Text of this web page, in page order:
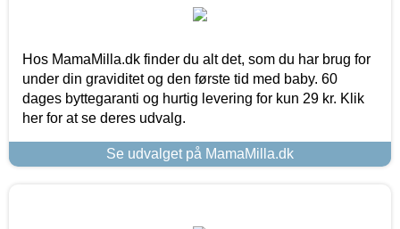
Hos MamaMilla.dk finder du alt det, som du har brug for
under din graviditet og den første tid med baby. 60
dages byttegaranti og hurtig levering for kun 29 kr. Klik
her for at se deres udvalg.
Se udvalget på MamaMilla.dk